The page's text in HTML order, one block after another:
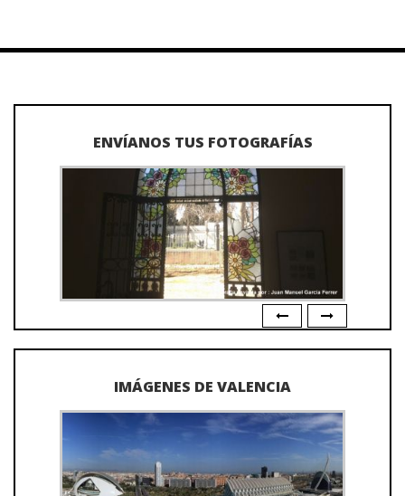
ENVÍANOS TUS FOTOGRAFÍAS
IMÁGENES DE VALENCIA